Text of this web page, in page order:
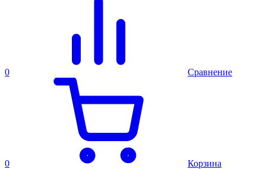
0 Сравнение
0 Корзина